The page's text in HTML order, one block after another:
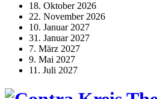
18. Oktober 2026
22. November 2026
10. Januar 2027
31. Januar 2027
7. März 2027
9. Mai 2027
11. Juli 2027